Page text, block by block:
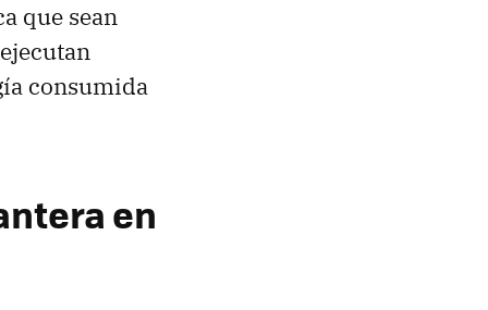
que sean
consumida
en